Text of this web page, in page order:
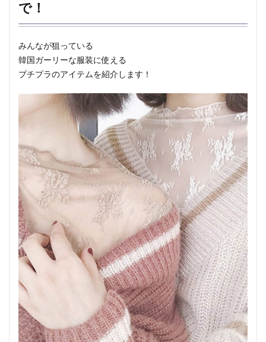
で！
みんなが狙っている
韓国ガーリーな服装に使える
プチプラのアイテムを紹介します！